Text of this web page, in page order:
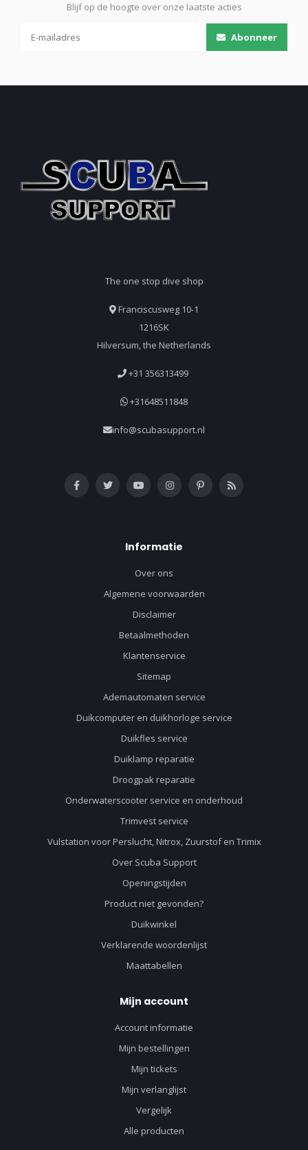
Blijf op de hoogte over onze laatste acties
Abonneer
The one stop dive shop
Franciscusweg 10-1
1216SK
Hilversum, the Netherlands
+31 356313499
+31648511848
info@scubasupport.nl
Informatie
Over ons
Algemene voorwaarden
Disclaimer
Betaalmethoden
Klantenservice
Sitemap
Ademautomaten service
Duikcomputer en duikhorloge service
Duikfles service
Duiklamp reparatie
Droogpak reparatie
Onderwaterscooter service en onderhoud
Trimvest service
Vulstation voor Perslucht, Nitrox, Zuurstof en Trimix
Over Scuba Support
Openingstijden
Product niet gevonden?
Duikwinkel
Verklarende woordenlijst
Maattabellen
Mijn account
Account informatie
Mijn bestellingen
Mijn tickets
Mijn verlanglijst
Vergelijk
Alle producten